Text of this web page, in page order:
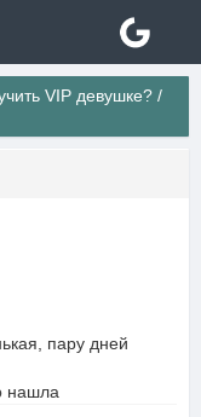
VIP девушке? /
пару дней
нашла